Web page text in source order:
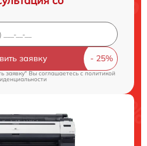
заявку
заявку" Вы соглашаетесь cполитикой